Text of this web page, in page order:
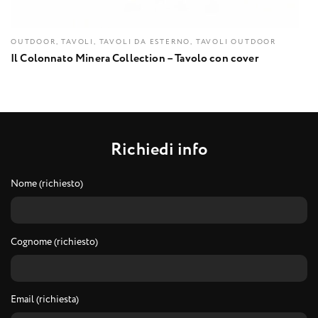
OUTDOOR, TAVOLI, TAVOLI DA ESTERNO, TAVOLI OUTDOOR
Il Colonnato Minera Collection – Tavolo con cover
Richiedi info
Nome (richiesto)
Cognome (richiesto)
Email (richiesta)